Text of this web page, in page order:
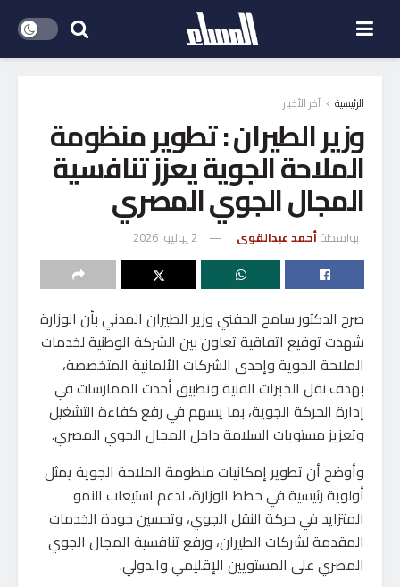
الرئيسية آخر الأخبار
وزير الطيران : تطوير منظومة
الملاحة الجوية يعزز تنافسية
المجال الجوي المصري
بواسطةأحمد عبدالقوى 2 يوليو، 2026
صرح الدكتور سامح الحفني وزير الطيران المدني بأن الوزارة
شهدت توقيع اتفاقية تعاون بين الشركة الوطنية لخدمات
الملاحة الجوية وإحدى الشركات الألمانية المتخصصة،
بهدف نقل الخبرات الفنية وتطبيق أحدث الممارسات في
إدارة الحركة الجوية، بما يسهم في رفع كفاءة التشغيل
وتعزيز مستويات السلامة داخل المجال الجوي المصري.
وأوضح أن تطوير إمكانيات منظومة الملاحة الجوية يمثل
أولوية رئيسية في خطط الوزارة، لدعم استيعاب النمو
المتزايد في حركة النقل الجوي، وتحسين جودة الخدمات
المقدمة لشركات الطيران، ورفع تنافسية المجال الجوي
المصري على المستويين الإقليمي والدولي.